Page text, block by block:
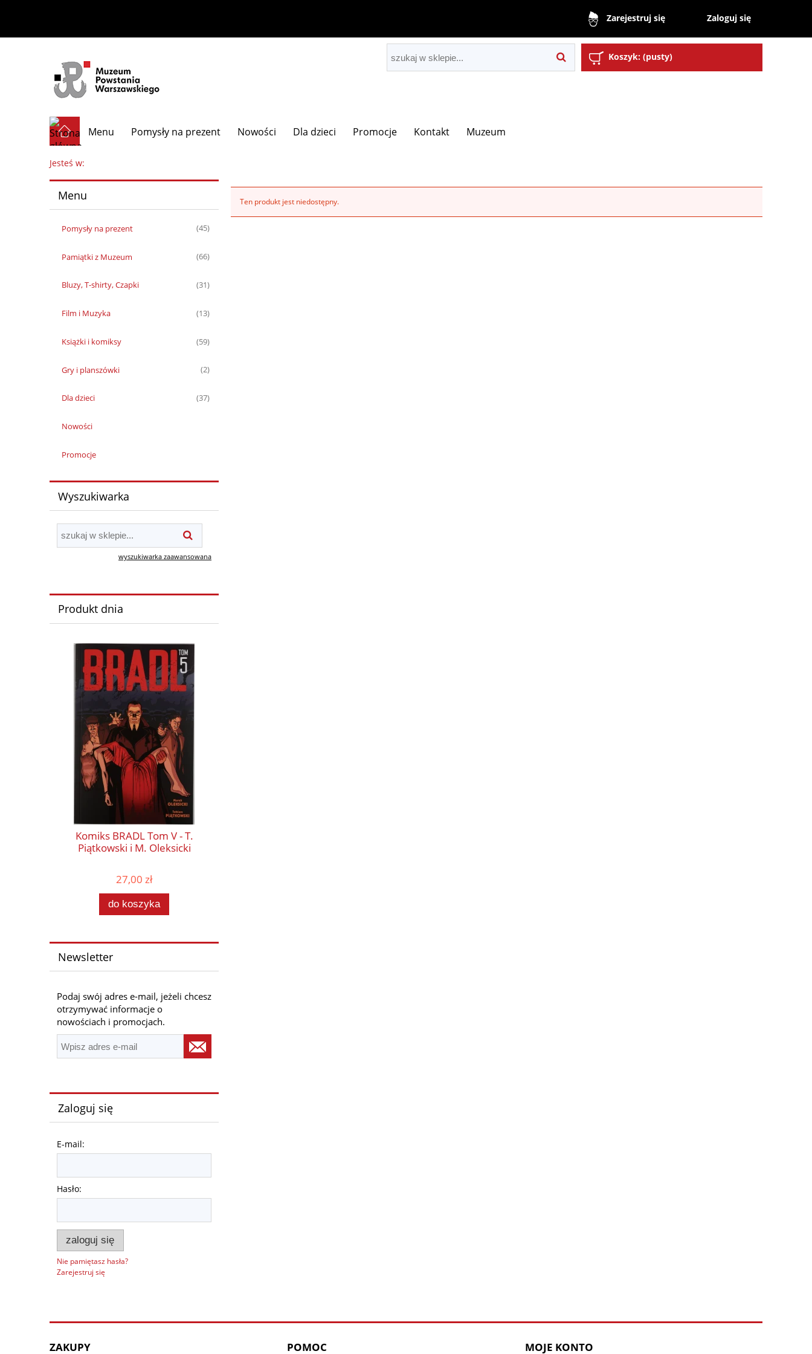
Zarejestruj się Zaloguj się
Koszyk: (pusty)
Menu Pomysły na prezent Nowości Dla dzieci Promocje Kontakt Muzeum
Jesteś w:
Menu
Pomysły na prezent (45)
Pamiątki z Muzeum (66)
Bluzy, T-shirty, Czapki (31)
Film i Muzyka (13)
Książki i komiksy (59)
Gry i planszówki (2)
Dla dzieci (37)
Nowości
Promocje
Wyszukiwarka
wyszukiwarka zaawansowana
Produkt dnia
Komiks BRADL Tom V - T.
Piątkowski i M. Oleksicki
27,00 zł
do koszyka
Newsletter
Podaj swój adres e-mail, jeżeli chcesz
otrzymywać informacje o
nowościach i promocjach.
Zaloguj się
E-mail:
Hasło:
zaloguj się
Nie pamiętasz hasła?
Zarejestruj się
Ten produkt jest niedostępny.
ZAKUPY POMOC MOJE KONTO